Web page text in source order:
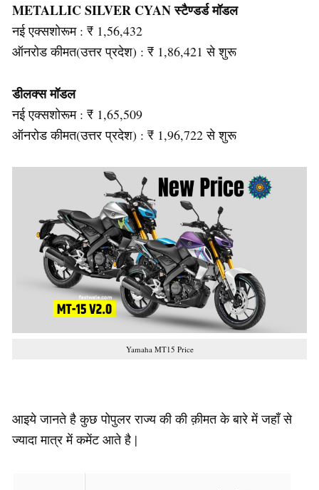
METALLIC SILVER CYAN स्टैण्डर्ड मॉडल
नई एक्सशोरूम : ₹ 1,56,432
ऑनरोड कीमत(उत्तर प्रदेश) : ₹ 1,86,421 से शुरू
डीलक्स मॉडल
नई एक्सशोरूम : ₹ 1,65,509
ऑनरोड कीमत(उत्तर प्रदेश) : ₹ 1,96,722 से शुरू
Yamaha MT15 Price
आइये जानते है कुछ पोपुलर राज्य की की क़ीमत के बारे में जहाँ से
ज्यादा मात्र में कमेंट आते है |